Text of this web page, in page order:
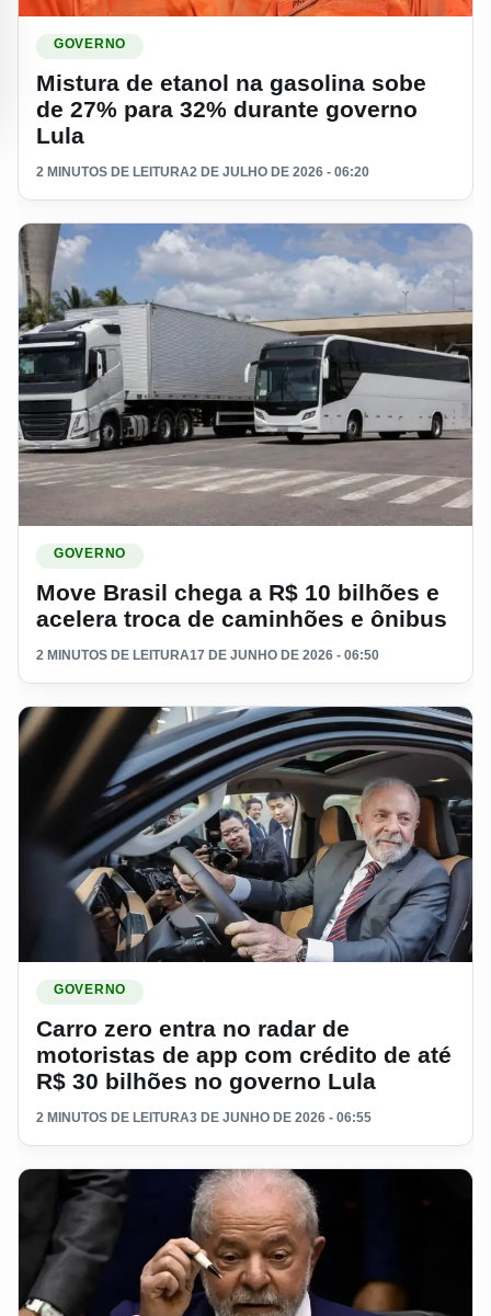
GOVERNO
Mistura de etanol na gasolina sobe
de 27% para 32% durante governo
Lula
2 MINUTOS DE LEITURA2 DE JULHO DE 2026 - 06:20
GOVERNO
Move Brasil chega a R$ 10 bilhões e
acelera troca de caminhões e ônibus
2 MINUTOS DE LEITURA17 DE JUNHO DE 2026 - 06:50
GOVERNO
Carro zero entra no radar de
motoristas de app com crédito de até
R$ 30 bilhões no governo Lula
2 MINUTOS DE LEITURA3 DE JUNHO DE 2026 - 06:55